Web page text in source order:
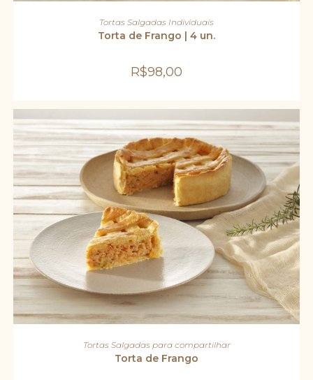
Tortas Salgadas Individuais
Torta de Frango | 4 un.
R$98,00
Este
tem
várias
variantes.
Tortas Salgadas para compartilhar
Torta de Frango